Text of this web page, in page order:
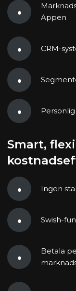
Appen
CRM-
Smart,
Ingen
Swish-
Betala